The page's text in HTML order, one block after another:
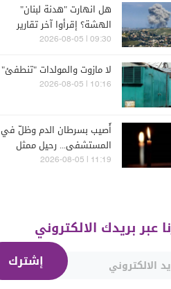
هل انهارت "هدنة لبنان"
الهشة؟ إقرأوا آخر تقارير
إسرائيلية
09:30 | 2026-08-05
لا مازوت والمولدات "تنطفئ"
10:16 | 2026-08-05
أُصيب بسرطان الدم وظلّ في
المستشفى... رحيل ممثل
مُخضرم عن 74 عاماً
11:19 | 2026-08-05
عبر بريدك الالكتروني
إشترك